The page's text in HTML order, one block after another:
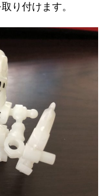
り付けます。